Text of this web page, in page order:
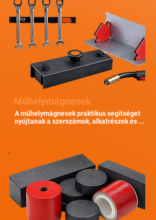
A műhelymágnesek praktikus segítséget
nyújtanak a szerszámok, alkatrészek és ...
Műhelymágnesek